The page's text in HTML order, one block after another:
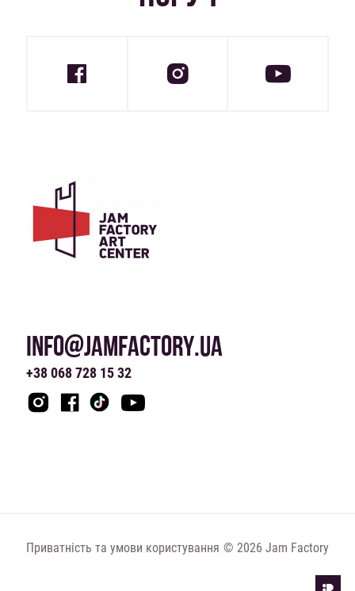
INFO@JAMFACTORY.UA
+38 068 728 15 32
Приватність та умови користування © 2026 Jam Factory